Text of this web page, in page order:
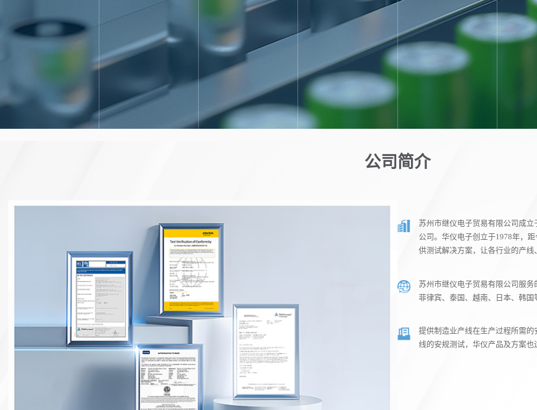
公司简介
苏州市继仪电子贸易有限公司成
公司。华仪电子创立于1978年，
供测试解决方案，让各行业的产线
苏州市继仪电子贸易有限公司服务
菲律宾、泰国、越南、日本、韩国
提供制造业产线在生产过程所需
线的安规测试，华仪产品及方案也